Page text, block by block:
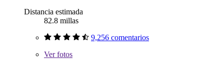
Distancia estimada
82.8 millas
9,256 comentarios
Verfotos